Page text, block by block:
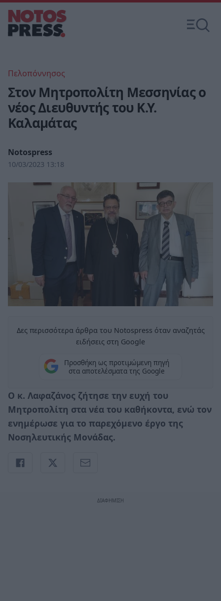
Πελοπόννησος
Στον Μητροπολίτη Μεσσηνίας ο
νέος Διευθυντής του Κ.Υ.
Καλαμάτας
Notospress
10/03/2023 13:18
Δες περισσότερα άρθρα του Notospress όταν αναζητάς
ειδήσεις στη Google
Προσθήκη ως προτιμώμενη πηγή
στα αποτελέσματα της Google
Ο κ. Λαφαζάνος ζήτησε την ευχή του
Μητροπολίτη στα νέα του καθήκοντα, ενώ τον
ενημέρωσε για το παρεχόμενο έργο της
Νοσηλευτικής Μονάδας.